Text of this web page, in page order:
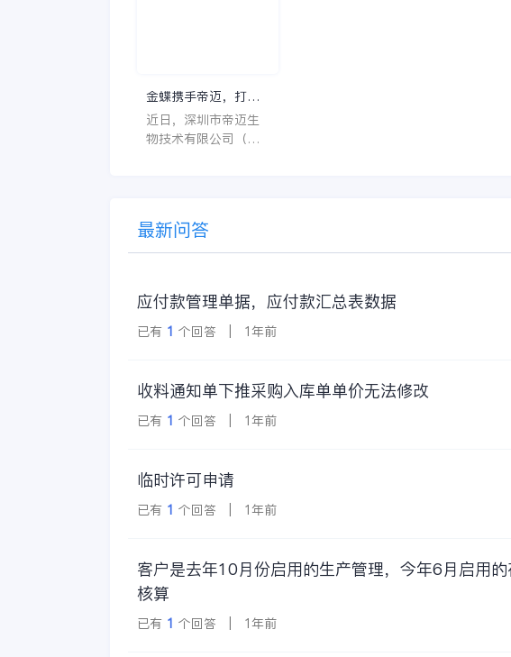
金蝶携手帝迈，打造
医疗器械行业信创数
字化标杆
近日，深圳市帝迈生
物技术有限公司（以
国）有限公司（以下
简称
最新问答
应付款管理单据，应付款汇总表数据
已有 1 个回答 | 1年前
收料通知单下推采购入库单单价无法修改
已有 1 个回答 | 1年前
临时许可申请
已有 1 个回答 | 1年前
客户是去年10月份启用的生产管理，今年6月启用
核算
已有 1 个回答 | 1年前